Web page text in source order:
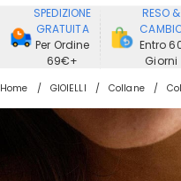
Ricevente
Best
Gioielli
Abbigliamento
SPEDIZIONE
GRATUITA
Per Ordine
69€+
RESO &
Entro
Giorni
Home GIOIELLI Collane